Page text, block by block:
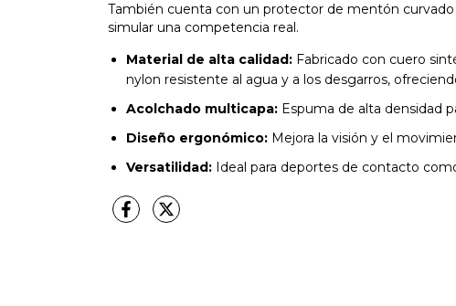
También cuenta con un protector de mentón
simular una competencia real.
Material de alta calidad: Fabricado con cuero
nylon resistente al agua y a los desgarros,
Acolchado multicapa: Espuma de alta densidad
Diseño ergonómico: Mejora la visión y el
Versatilidad: Ideal para deportes de contacto